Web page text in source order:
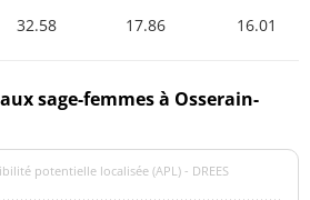
32.58 17.86 16.01
sage-femmes à Osserain-
potentielle localisée (APL) - DREES